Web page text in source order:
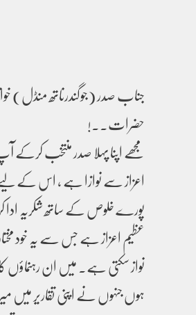
جناب صدر (جوگندرناتھ منڈل)
حضرات۔۔!
مجھے اپنا پہلا صدر منتخب
اعزاز سے نوازا ہے ، اس کے
پورے خلوص کے ساتھ شکریہ ادا
عظیم اعزاز ہے جس سے یہ خود
نواز سکتی ہے۔ میں ان رہنماؤں
ہوں جنہوں نے اپنی تقاریر میں